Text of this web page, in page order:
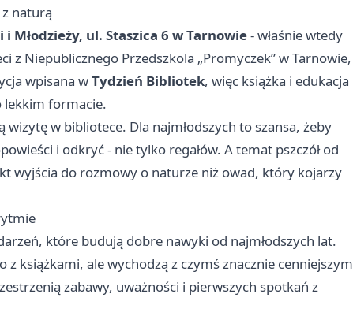
naturą
i Młodzieży, ul. Staszica 6 w Tarnowie- właśnie wtedy
z Niepublicznego Przedszkola „Promyczek” w Tarnowie,
wpisana wTydzień Bibliotek, więc książka i edukacja
lekkim formacie.
wizytę w bibliotece. Dla najmłodszych to szansa, żeby
i odkryć - nie tylko regałów. A temat pszczół od
wyjścia do rozmowy o naturze niż owad, który kojarzy
które budują dobre nawyki od najmłodszych lat.
książkami, ale wychodzą z czymś znacznie cenniejszym
zabawy, uważności i pierwszych spotkań z